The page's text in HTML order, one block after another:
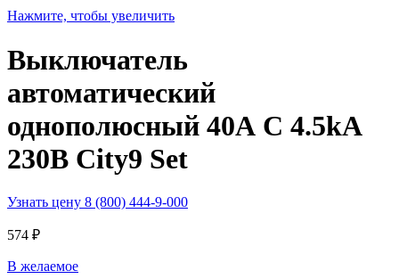
Нажмите, чтобы увеличить
Выключатель
автоматический
однополюсный 40А С 4.5kA
230В City9 Set
Узнать цену 8 (800) 444-9-000
574 ₽
В желаемое